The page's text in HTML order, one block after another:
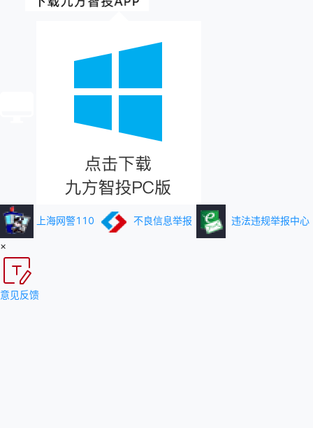
上海网警110 不良信息举报 违法违规举报中心
×
意见反馈